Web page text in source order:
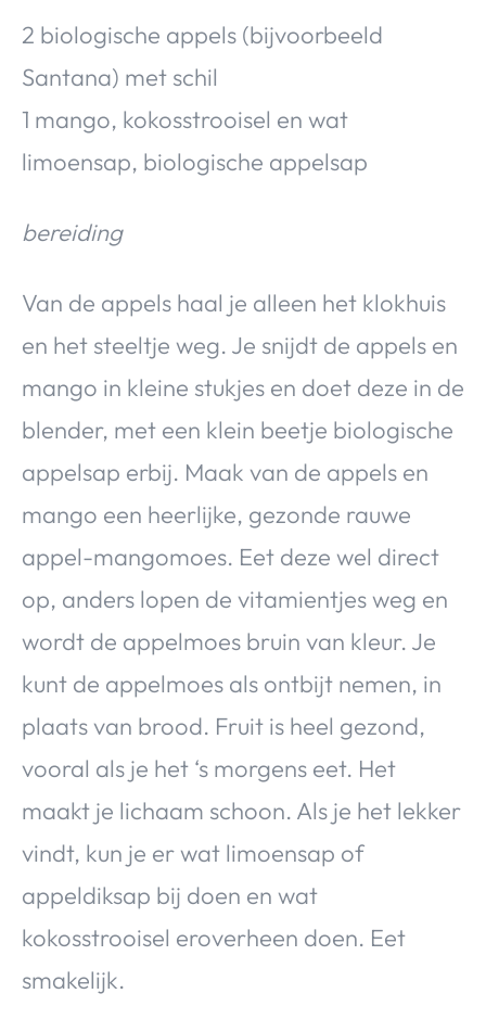
2 biologische appels (bijvoorbeeld
Santana) met schil
1 mango, kokosstrooisel en wat
limoensap, biologische appelsap
bereiding
Van de appels haal je alleen het klokhuis
en het steeltje weg. Je snijdt de appels en
mango in kleine stukjes en doet deze in de
blender, met een klein beetje biologische
appelsap erbij. Maak van de appels en
mango een heerlijke, gezonde rauwe
appel-mangomoes. Eet deze wel direct
op, anders lopen de vitamientjes weg en
wordt de appelmoes bruin van kleur. Je
kunt de appelmoes als ontbijt nemen, in
plaats van brood. Fruit is heel gezond,
vooral als je het ‘s morgens eet. Het
maakt je lichaam schoon. Als je het lekker
vindt, kun je er wat limoensap of
appeldiksap bij doen en wat
kokosstrooisel eroverheen doen. Eet
smakelijk.